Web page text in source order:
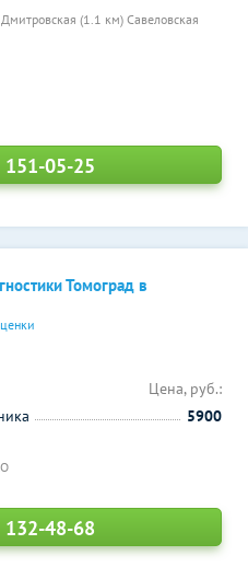
Дмитровская (1.1 км) Савеловская
151-05-25
Томоград в
Цена, руб.:
5900
132-48-68